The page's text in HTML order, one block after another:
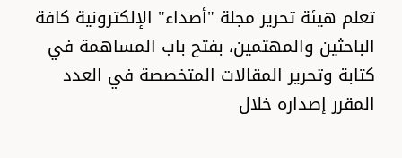
تعلم هيئة تحرير مجلة "أصداء" الإلكترونية كافة
الباحثين والمهتمين، بفتح باب المساهمة في
كتابة وتحرير المقالات المتخصصة في العدد
المقرر إصداره خلال